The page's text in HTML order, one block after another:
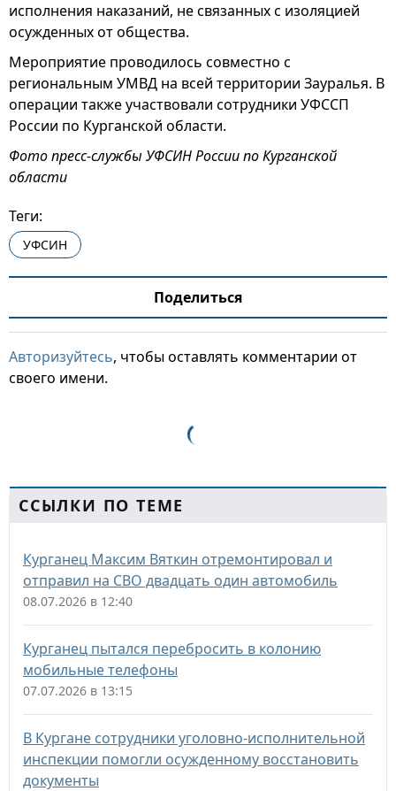
исполнения наказаний, не связанных с изоляцией
осужденных от общества.
Мероприятие проводилось совместно с
региональным УМВД на всей территории Зауралья. В
операции также участвовали сотрудники УФССП
России по Курганской области.
Фото пресс-службы УФСИН России по Курганской
области
Теги:
УФСИН
Поделиться
Авторизуйтесь, чтобы оставлять комментарии от
своего имени.
ССЫЛКИ ПО ТЕМЕ
Курганец Максим Вяткин отремонтировал и
отправил на СВО двадцать один автомобиль
08.07.2026 в 12:40
Курганец пытался перебросить в колонию
мобильные телефоны
07.07.2026 в 13:15
В Кургане сотрудники уголовно-исполнительной
инспекции помогли осужденному восстановить
документы